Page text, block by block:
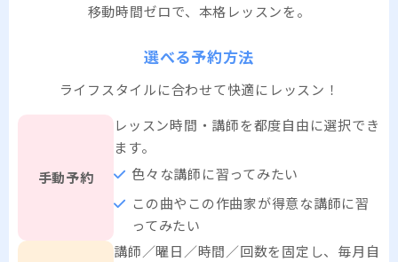
移動時間ゼロで、本格レッスンを。
選べる予約方法
ライフスタイルに合わせて快適にレッスン！
手動予約
レッスン時間・講師を都度自由に選択でき
ます。
色々な講師に習ってみたい
この曲やこの作曲家が得意な講師に習
ってみたい
講師／曜日／時間／回数を固定し、毎月自